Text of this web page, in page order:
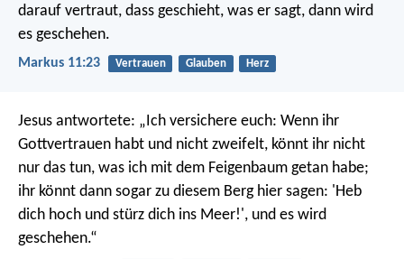
darauf vertraut, dass geschieht, was er sagt, dann wird
es geschehen.
Markus 11:23 Vertrauen Glauben Herz
Jesus antwortete: „Ich versichere euch: Wenn ihr
Gottvertrauen habt und nicht zweifelt, könnt ihr nicht
nur das tun, was ich mit dem Feigenbaum getan habe;
ihr könnt dann sogar zu diesem Berg hier sagen: 'Heb
dich hoch und stürz dich ins Meer!', und es wird
geschehen.“